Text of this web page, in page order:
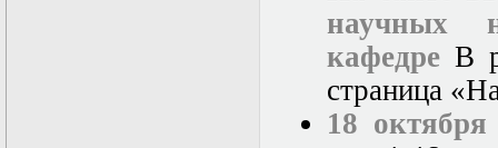
научных
кафедреВ
страница
18